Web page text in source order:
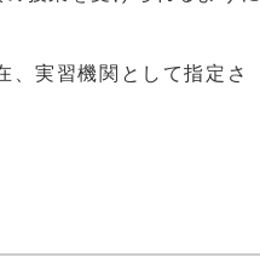
実習機関として指定さ